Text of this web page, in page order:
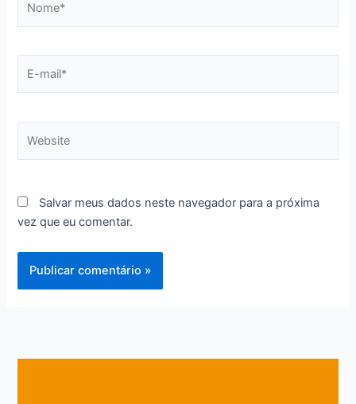
Salvar meus dados neste navegador para a próxima
vez que eu comentar.